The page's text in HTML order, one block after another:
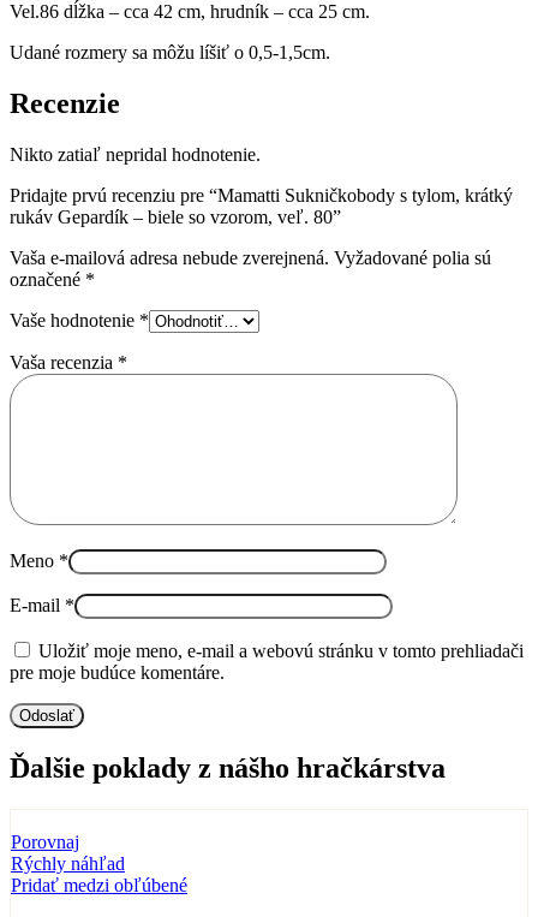
Vel.86 dĺžka – cca 42 cm, hrudník – cca 25 cm.
Udané rozmery sa môžu líšiť o 0,5-1,5cm.
Recenzie
Nikto zatiaľ nepridal hodnotenie.
Pridajte prvú recenziu pre “Mamatti Sukničkobody s tylom, krátký
rukáv Gepardík – biele so vzorom, veľ. 80”
Vaša e-mailová adresa nebude zverejnená. Vyžadované polia sú
označené *
Vaše hodnotenie *
Vaša recenzia *
Meno *
E-mail *
Uložiť moje meno, e-mail a webovú stránku v tomto prehliadači
pre moje budúce komentáre.
Ďalšie poklady z nášho hračkárstva
Porovnaj
Rýchly náhľad
Pridať medzi obľúbené